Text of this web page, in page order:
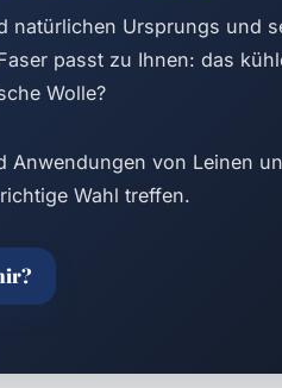
natürlichen Ursprungs und
passt zu Ihnen: das
Wolle?
Anwendungen von Leinen
Wahl treffen.